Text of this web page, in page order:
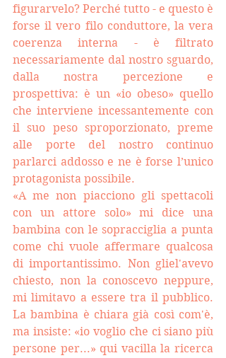
figurarvelo? Perché tutto - e questo è
forse il vero filo conduttore, la vera
coerenza interna - è filtrato
necessariamente dal nostro sguardo,
dalla nostra percezione e
prospettiva: è un «io obeso» quello
che interviene incessantemente con
il suo peso sproporzionato, preme
alle porte del nostro continuo
parlarci addosso e ne è forse l’unico
protagonista possibile.
«A me non piacciono gli spettacoli
con un attore solo» mi dice una
bambina con le sopracciglia a punta
come chi vuole affermare qualcosa
di importantissimo. Non gliel'avevo
chiesto, non la conoscevo neppure,
mi limitavo a essere tra il pubblico.
La bambina è chiara già così com'è,
ma insiste: «io voglio che ci siano più
persone per...» qui vacilla la ricerca